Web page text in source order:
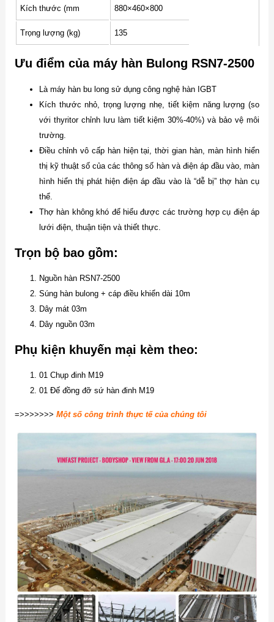
Kích thước (mm 880×460×800
Trọng lượng (kg) 135
Ưu điểm của máy hàn Bulong RSN7-2500
Là máy hàn bu long sử dụng công nghệ hàn IGBT
Kích thước nhỏ, trọng lượng nhẹ, tiết kiệm năng lượng (so
với thyritor chỉnh lưu làm tiết kiệm 30%-40%) và bảo vệ môi
trường.
Điều chỉnh vô cấp hàn hiện tại, thời gian hàn, màn hình hiển
thị kỹ thuật số của các thông số hàn và điện áp đầu vào, màn
hình hiển thị phát hiện điện áp đầu vào là “dễ bị” thợ hàn cụ
thể.
Thợ hàn không khó để hiểu được các trường hợp cụ điện áp
lưới điện, thuận tiện và thiết thực.
Trọn bộ bao gồm:
Nguồn hàn RSN7-2500
Súng hàn bulong + cáp điều khiển dài 10m
Dây mát 03m
Dây nguồn 03m
Phụ kiện khuyến mại kèm theo:
01 Chụp đinh M19
01 Đế đồng đỡ sứ hàn đinh M19
=>>>>>>> Một số công trình thực tế của chúng tôi